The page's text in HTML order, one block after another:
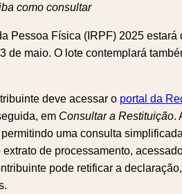
como consultar
Pessoa Física (IRPF) 2025 estará
de maio. O lote contemplará
deve acessar o portal da
em Consultar a Restituição.
uma consulta
de processamento,
pode retificar a